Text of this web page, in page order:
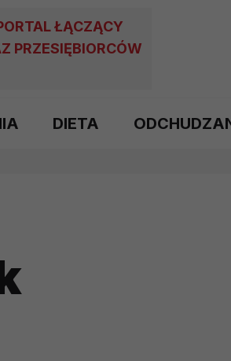
ŁĄCZĄCY
PRZESIĘBIORCÓW
DIETA